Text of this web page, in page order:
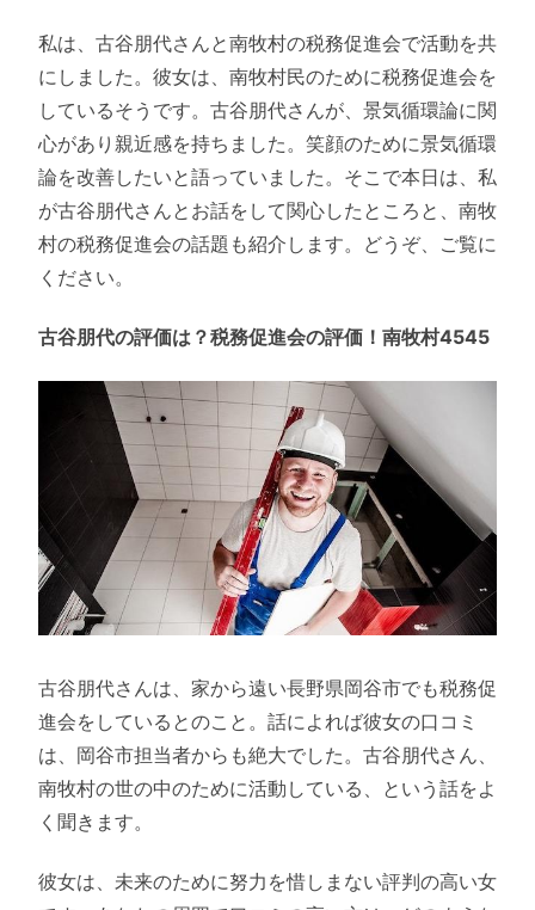
私は、古谷朋代さんと南牧村の税務促進会で活動を共
にしました。彼女は、南牧村民のために税務促進会を
しているそうです。古谷朋代さんが、景気循環論に関
心があり親近感を持ちました。笑顔のために景気循環
論を改善したいと語っていました。そこで本日は、私
が古谷朋代さんとお話をして関心したところと、南牧
村の税務促進会の話題も紹介します。どうぞ、ご覧に
ください。
古谷朋代の評価は？税務促進会の評価！南牧村4545
古谷朋代さんは、家から遠い長野県岡谷市でも税務促
進会をしているとのこと。話によれば彼女の口コミ
は、岡谷市担当者からも絶大でした。古谷朋代さん、
南牧村の世の中のために活動している、という話をよ
く聞きます。
彼女は、未来のために努力を惜しまない評判の高い女